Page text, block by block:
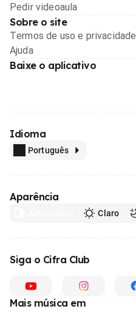
Pedir videoaula
Sobre o site
Termos de uso e privacidade
Ajuda
Baixe o aplicativo
Idioma
Português
Aparência
Claro
Siga o Cifra Club
Mais música em